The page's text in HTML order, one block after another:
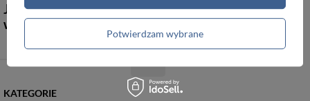
Jakie materiały i warianty kolorystyczne
wyróżniają tę kolekcję?
KATEGORIE
Potwierdzam wybrane